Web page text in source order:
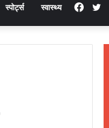
स्पोर्ट्स स्वास्थ्य